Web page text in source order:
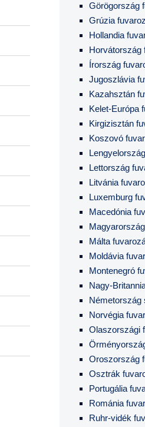
Görögország
Grúzia
Hollandia
Horvátország
Írország
Jugoszlávia
Kazahsztán
Kelet-Európa
Kirgizisztán
Koszovó
Lettország
Litvánia
Luxemburg
Macedónia
Málta
Moldávia
Montenegró
Nagy-
Németország
Norvégia
Olaszországi
Oroszország
Osztrák
Portugália
Románia
Ruhr-vidék